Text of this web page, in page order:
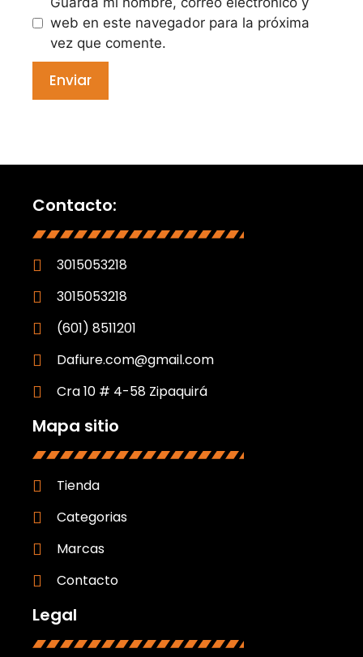
web en este navegador para la próxima
vez que comente.
Contacto:
3015053218
3015053218
(601) 8511201
Dafiure.com@gmail.com
Cra 10 # 4-58 Zipaquirá
Mapa sitio
Tienda
Categorias
Marcas
Contacto
Legal